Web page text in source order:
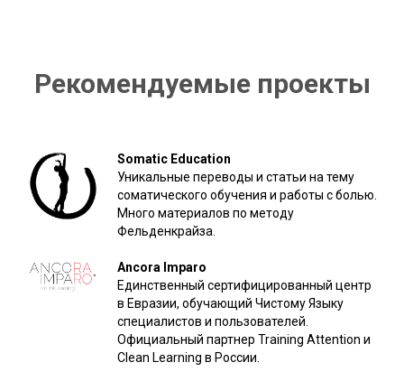
Рекомендуемые проекты
Somatic Education
Уникальные переводы и статьи на тему
соматического обучения и работы с болью.
Много материалов по методу
Фельденкрайза.
Ancora Imparo
Единственный сертифицированный центр
в Евразии, обучающий Чистому Языку
специалистов и пользователей.
Официальный партнер Training Attention и
Clean Learning в России.